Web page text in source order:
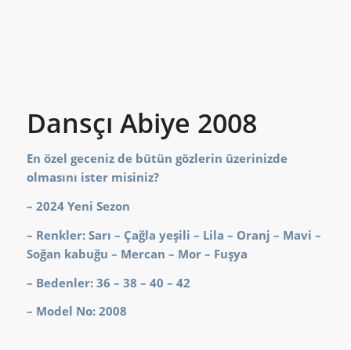
Dansçı Abiye 2008
En özel geceniz de bütün gözlerin üzerinizde
olmasını ister misiniz?
– 2024 Yeni Sezon
– Renkler: Sarı – Çağla yeşili – Lila – Oranj – Mavi –
Soğan kabuğu – Mercan – Mor – Fuşya
– Bedenler: 36 – 38 – 40 – 42
– Model No: 2008